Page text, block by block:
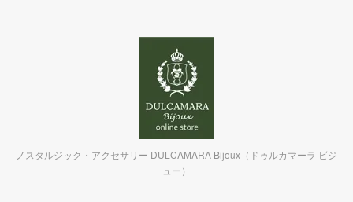
ノスタルジック・アクセサリー DULCAMARA Bijoux（ドゥルカマーラ ビジ
ュー）